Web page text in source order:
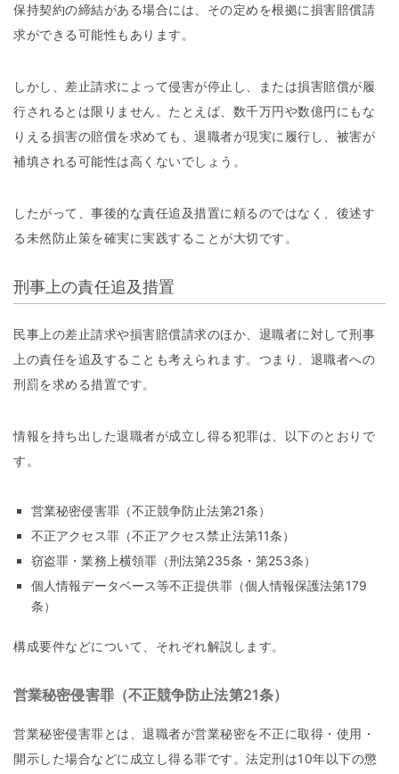
保持契約の締結がある場合には、その定めを根拠に損害賠償請
求ができる可能性もあります。
しかし、差止請求によって侵害が停止し、または損害賠償が履
行されるとは限りません。たとえば、数千万円や数億円にもな
りえる損害の賠償を求めても、退職者が現実に履行し、被害が
補填される可能性は高くないでしょう。
したがって、事後的な責任追及措置に頼るのではなく、後述す
る未然防止策を確実に実践することが大切です。
刑事上の責任追及措置
民事上の差止請求や損害賠償請求のほか、退職者に対して刑事
上の責任を追及することも考えられます。つまり、退職者への
刑罰を求める措置です。
情報を持ち出した退職者が成立し得る犯罪は、以下のとおりで
す。
営業秘密侵害罪（不正競争防止法第21条）
不正アクセス罪（不正アクセス禁止法第11条）
窃盗罪・業務上横領罪（刑法第235条・第253条）
個人情報データベース等不正提供罪（個人情報保護法第179
条）
構成要件などについて、それぞれ解説します。
営業秘密侵害罪（不正競争防止法第21条）
営業秘密侵害罪とは、退職者が営業秘密を不正に取得・使用・
開示した場合などに成立し得る罪です。法定刑は10年以下の懲